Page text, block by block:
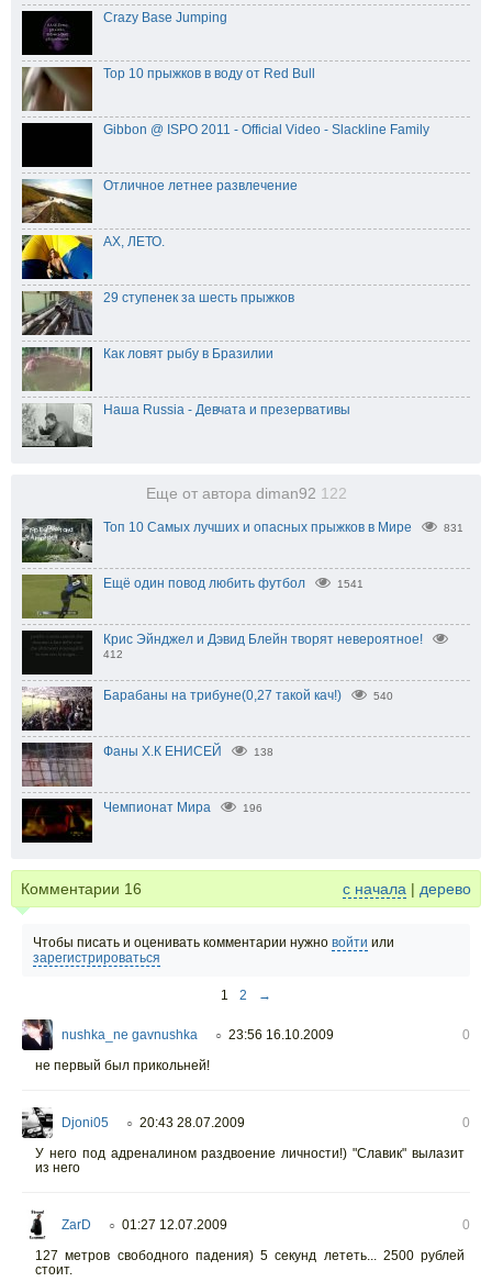
Crazy Base Jumping
Top 10 прыжков в воду от Red Bull
Gibbon @ ISPO 2011 - Official Video - Slackline Family
Отличное летнее развлечение
АХ, ЛЕТО.
29 ступенек за шесть прыжков
Как ловят рыбу в Бразилии
Наша Russia - Девчата и презервативы
Еще от автора diman92 122
Топ 10 Самых лучших и опасных прыжков в Мире 831
Ещё один повод любить футбол 1541
Крис Эйнджел и Дэвид Блейн творят невероятное!
412
Барабаны на трибуне(0,27 такой кач!) 540
Фаны Х.К ЕНИСЕЙ 138
Чемпионат Мира 196
Комментарии 16 с начала | дерево
Чтобы писать и оценивать комментарии нужно войти или
зарегистрироваться
1 2 →
nushka_ne gavnushka ○ 23:56 16.10.2009
0
не первый был прикольней!
Djoni05 ○ 20:43 28.07.2009
0
У него под адреналином раздвоение личности!) "Славик" вылазит
из него
ZarD ○ 01:27 12.07.2009
0
127 метров свободного падения) 5 секунд лететь... 2500 рублей
стоит.